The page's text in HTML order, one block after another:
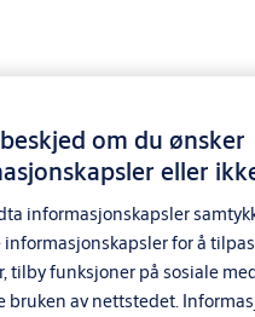
om du ønsker
eller
informasjonskapsler
informasjonskapsler for å
tilby funksjoner på sosiale
bruken av nettstedet.